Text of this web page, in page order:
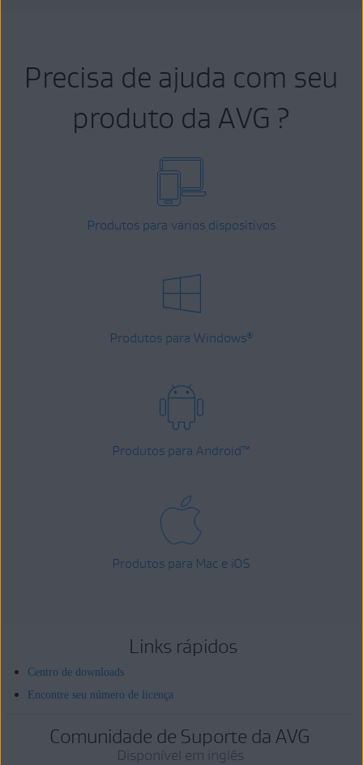
Precisa de ajuda com seu
produto da AVG ?
Produtos para vários dispositivos
Produtos para Windows®
Produtos para Android™
Produtos para Mac e iOS
Links rápidos
Centro de downloads
Encontre seu número de licença
Comunidade de Suporte da AVG
Disponível em inglês